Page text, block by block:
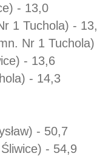
- 13,0
1 Tuchola) -
Nr 1
- 13,6
- 14,3
- 50,7
- 54,9